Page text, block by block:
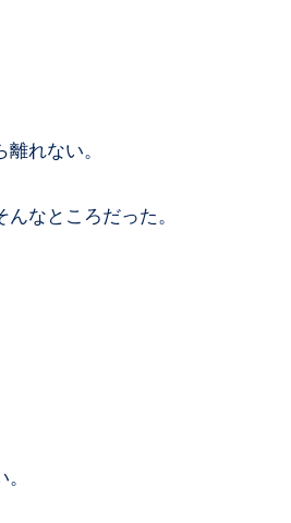
れない。
なところだった。